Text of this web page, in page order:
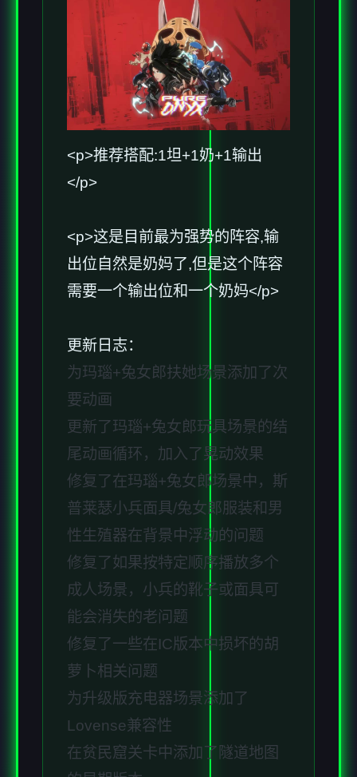
<p>推荐搭配:1坦+1奶+1输出
</p>
<p>这是目前最为强势的阵容,输
出位自然是奶妈了,但是这个阵容
需要一个输出位和一个奶妈</p>
更新日志：
为玛瑙+兔女郎扶她场景添加了次
要动画
更新了玛瑙+兔女郎玩具场景的结
尾动画循环，加入了晃动效果
修复了在玛瑙+兔女郎场景中，斯
普莱瑟小兵面具/兔女郎服装和男
性生殖器在背景中浮动的问题
修复了如果按特定顺序播放多个
成人场景，小兵的靴子或面具可
能会消失的老问题
修复了一些在IC版本中损坏的胡
萝卜相关问题
为升级版充电器场景添加了
Lovense兼容性
在贫民窟关卡中添加了隧道地图